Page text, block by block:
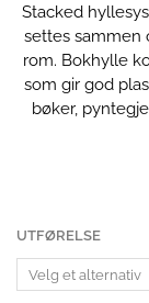
Stacked
settes sammen
rom. Bokhylle
som gir god
bøker,
UTFØRELSE
Stacked
hyllesystem